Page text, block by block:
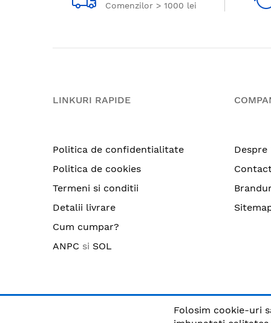
Comenzilor > 1000 lei
LINKURI RAPIDE
Politica de confidentialitate
Politica de cookies
Termeni si conditii
Detalii livrare
Cum cumpar?
ANPC si SOL
Despre
© CRIX.ro / RO25170914 / Toate drepturile
Folosim cookie-uri